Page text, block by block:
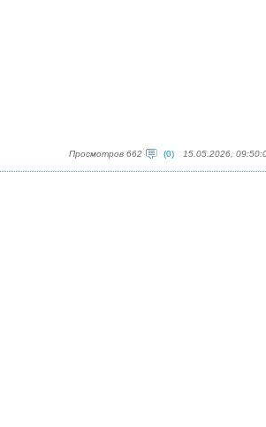
Просмотров 662 (0) 15.05.2026,